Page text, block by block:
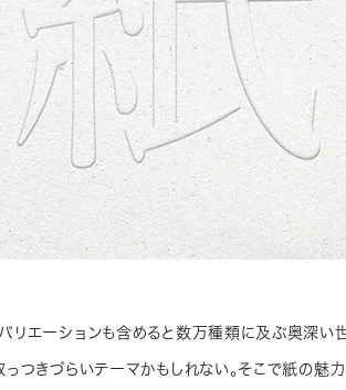
リエーションも含めると数万種類に及ぶ奥深い
っつきづらいテーマかもしれない。そこで紙の魅